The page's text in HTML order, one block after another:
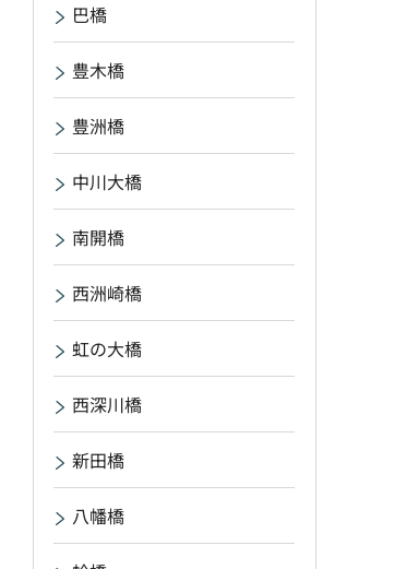
巴橋
豊木橋
豊洲橋
中川大橋
南開橋
西洲崎橋
虹の大橋
西深川橋
新田橋
八幡橋